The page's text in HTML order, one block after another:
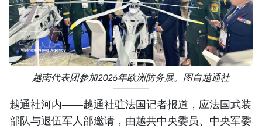
越南代表团参加2026年欧洲防务展。图自越通社
越通社河内——越通社驻法国记者报道，应法国武装
部队与退伍军人部邀请，由越共中央委员、中央军委